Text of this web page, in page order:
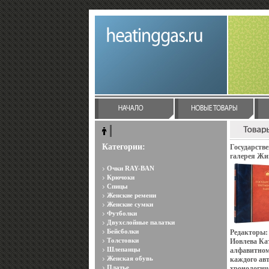
Категории:
Очки RAY-BAN
Крючоки
Спицы
Женские ремени
Женские сумки
Футболки
Двухслойные палатки
Бейсболки
Толстовки
Шлепанцы
Женская обувь
Платье
галерея
XIX века
Галерея
Иовлева
каждого